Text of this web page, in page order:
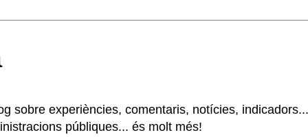
sobre experiències, comentaris, notícies,
públiques... és molt més!